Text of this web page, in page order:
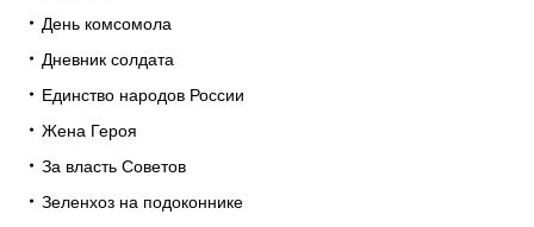
День комсомола
Дневник солдата
Единство народов России
Жена Героя
За власть Советов
Зеленхоз на подоконнике